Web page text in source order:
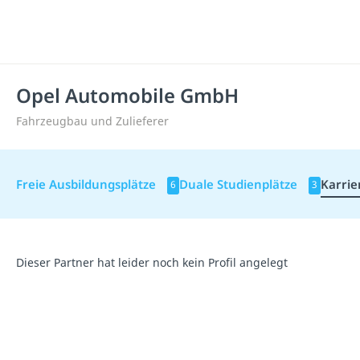
Opel Automobile GmbH
Fahrzeugbau und Zulieferer
Freie Ausbildungsplätze 6 Duale Studienplätze 3
Dieser Partner hat leider noch kein Profil angelegt